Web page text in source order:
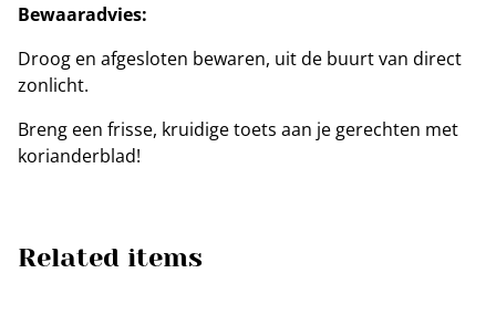
Bewaaradvies:
Droog en afgesloten bewaren, uit de buurt van direct
zonlicht.
Breng een frisse, kruidige toets aan je gerechten met
korianderblad!
Related items